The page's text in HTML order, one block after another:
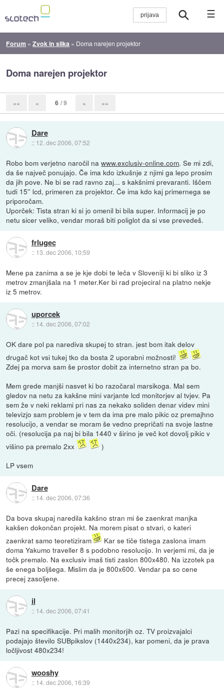
☰
Forum »Zvok in slika » Doma narejen projektor
Doma narejen projektor
«« « 6 / 9 » »»
Dare
:: 12. dec 2006, 07:52
Robo bom verjetno naročil nawww.exclusiv-online.com. Se mi zdi,
da še največ ponujajo. Če ima kdo izkušnje z njimi ga lepo prosim
da jih pove. Ne bi se rad ravno zaj... s kakšnimi prevaranti. Iščem
tudi 15'' lcd, primeren za projektor. Če ima kdo kaj primernega se
priporočam.
Uporček: Tista stran ki si jo omenil bi bila super. Informacij je po
netu sicer veliko, vendar moraš biti poliglot da si vse prevedeš.
frlugec
:: 13. dec 2006, 10:59
Mene pa zanima a se je kje dobi te leča v Sloveniji ki bi sliko iz 3
metrov zmanjšala na 1 meter.Ker bi rad projeciral na platno nekje
iz 5 metrov.
uporcek
:: 14. dec 2006, 07:02
OK dare pol pa narediva skupej to stran. jest bom itak delov
drugač kot vsi tukej tko da bosta 2 uporabni možnosti!
Zdej pa morva sam še prostor dobit za internetno stran pa bo.
Mem grede manjši nasvet ki bo razočaral marsikoga. Mal sem
gledov na netu za kakšne mini varjante lcd monitorjev al tvjev. Pa
sem že v neki reklami pri nas za nekako soliden denar videv mini
televizjo sam problem je v tem da ima pre malo pikic oz premajhno
resolucijo, a vendar se moram še vedno prepričati na svoje lastne
oči. (resolucija pa naj bi bila 1440 v širino je več kot dovolj pikic v
višino pa premalo 2xx
)
LP vsem
Dare
:: 14. dec 2006, 07:36
Da bova skupaj naredila kakšno stran mi še zaenkrat manjka
kakšen dokončan projekt. Na morem pisat o stvari, o kateri
zaenkrat samo teoretiziram
Kar se tiče tistega zaslona imam
doma Yakumo traveller 8 s podobno resolucijo. In verjemi mi, da je
točk premalo. Na exclusiv imaš tisti zaslon 800x480. Na izzotek pa
še enega boljšega. Mislim da je 800x600. Vendar pa so cene
precej zasoljene.
il
:: 14. dec 2006, 07:41
Pazi na specifikacije. Pri malih monitorjih oz. TV proizvajalci
podajajo število SUBpikslov (1440x234), kar pomeni, da je prava
ločljivost 480x234!
wooshy
:: 14. dec 2006, 16:39